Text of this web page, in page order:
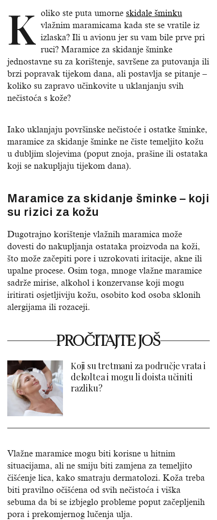
K oliko ste puta umorne skidale šminku
vlažnim maramicama kada ste se vratile iz
izlaska? Ili u avionu jer su vam bile prve pri
ruci? Maramice za skidanje šminke
jednostavne su za korištenje, savršene za putovanja ili
brzi popravak tijekom dana, ali postavlja se pitanje –
koliko su zapravo učinkovite u uklanjanju svih
nečistoća s kože?
Iako uklanjaju površinske nečistoće i ostatke šminke,
maramice za skidanje šminke ne čiste temeljito kožu
u dubljim slojevima (poput znoja, prašine ili ostataka
koji se nakupljaju tijekom dana).
Maramice za skidanje šminke – koji
su rizici za kožu
Dugotrajno korištenje vlažnih maramica može
dovesti do nakupljanja ostataka proizvoda na koži,
što može začepiti pore i uzrokovati iritacije, akne ili
upalne procese. Osim toga, mnoge vlažne maramice
sadrže mirise, alkohol i konzervanse koji mogu
iritirati osjetljiviju kožu, osobito kod osoba sklonih
alergijama ili rozaceji.
PROČITAJTE JOŠ
Koji su tretmani za područje vrata i
dekoltea i mogu li doista učiniti
razliku?
Vlažne maramice mogu biti korisne u hitnim
situacijama, ali ne smiju biti zamjena za temeljito
čišćenje lica, kako smatraju dermatolozi. Koža treba
biti pravilno očišćena od svih nečistoća i viška
sebuma da bi se izbjeglo probleme poput začepljenih
pora i prekomjernog lučenja ulja.